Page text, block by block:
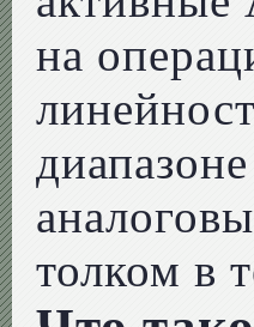
на
толком в